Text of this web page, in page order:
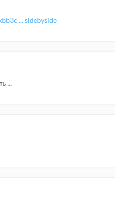
... sidebyside
...